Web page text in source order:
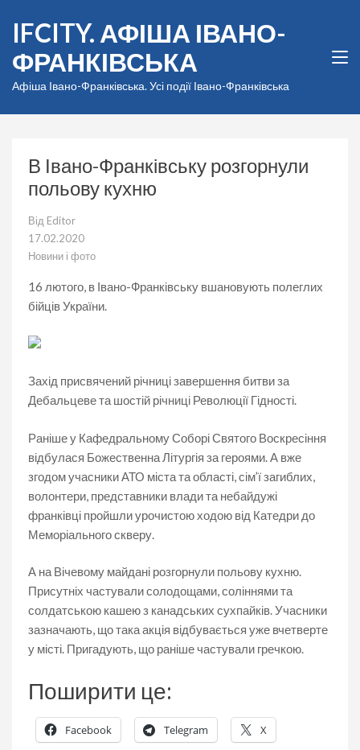
вмісту
(натисніть
Enter)
IFCITY. АФІША ІВАНО-
ФРАНКІВСЬКА
Афіша Івано-Франківська. Усі події Івано-Франківська
В Івано-Франківську розгорнули
польову кухню
Від Editor
17.02.2020
Новини і фото
16 лютого, в Івано-Франківську вшановують полеглих
бійців України.
Захід присвячений річниці завершення битви за
Дебальцеве та шостій річниці Революції Гідності.
Раніше у Кафедральному Соборі Святого Воскресіння
відбулася Божественна Літургія за героями. А вже
згодом учасники АТО міста та області, сім’ї загиблих,
волонтери, представники влади та небайдужі
франківці пройшли урочистою ходою від Катедри до
Меморіального скверу.
А на Вічевому майдані розгорнули польову кухню.
Присутніх частували солодощами, соліннями та
солдатською кашею з канадських сухпайків. Учасники
зазначають, що така акція відбувається уже вчетверте
у місті. Пригадують, що раніше частували гречкою.
Поширити це:
Facebook Telegram X